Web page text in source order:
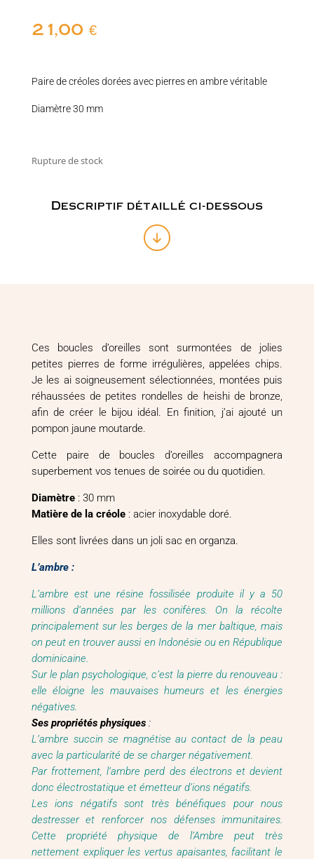
21,00 €
Paire de créoles dorées avec pierres en ambre véritable
Diamètre 30 mm
Rupture de stock
Descriptif détaillé ci-dessous
Ces boucles d’oreilles sont surmontées de jolies
petites pierres de forme irrégulières, appelées chips.
Je les ai soigneusement sélectionnées, montées puis
réhaussées de petites rondelles de heishi de bronze,
afin de créer le bijou idéal. En finition, j’ai ajouté un
pompon jaune moutarde.
Cette paire de boucles d’oreilles accompagnera
superbement vos tenues de soirée ou du quotidien.
Diamètre: 30 mm
Matière de la créole : acier inoxydable doré.
Elles sont livrées dans un joli sac en organza.
L’ambre :
L’ambre est une résine fossilisée produite il y a 50
millions d’années par les conifères. On la récolte
principalement sur les berges de la mer baltique, mais
on peut en trouver aussi en Indonésie ou en République
dominicaine.
Sur le plan psychologique, c’est la pierre du renouveau :
elle éloigne les mauvaises humeurs et les énergies
négatives.
Ses propriétés physiques:
L’ambre succin se magnétise au contact de la peau
avec la particularité de se charger négativement.
Par frottement, l’ambre perd des électrons et devient
donc électrostatique et émetteur d’ions négatifs.
Les ions négatifs sont très bénéfiques pour nous
destresser et renforcer nos défenses immunitaires.
Cette propriété physique de l’Ambre peut très
nettement expliquer les vertus apaisantes, facilitant le